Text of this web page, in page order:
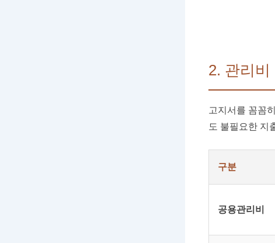
2. 관리
고지서를 꼼꼼
도 불필요한 지
구분
공용관리비